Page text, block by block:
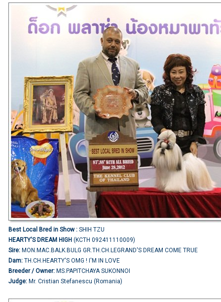
Best Local Bred in Show : SHIH TZU
HEARTY'S DREAM HIGH (KCTH 092411110009)
Sire: MON.MAC.BALK.BULG GR.TH.CH.LEGRAND'S DREAM COME TRUE
Dam: TH.CH.HEARTY'S OMG ! I'M IN LOVE
Breeder / Owner: MS.PAPITCHAYA SUKONNOI
Judge: Mr. Cristian Stefanescu (Romania)